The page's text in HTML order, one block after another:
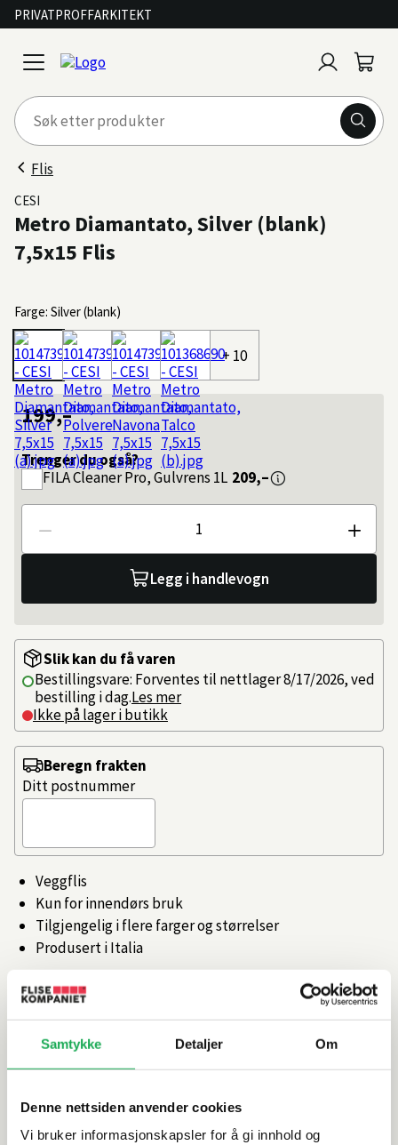
Samtykke Detaljer Om
Denne nettsiden anvender cookies
Vi bruker informasjonskapsler for å gi innhold og
PRIVATPROFFARKITEKT
open
menu
inn
Flis
CESI
Metro Diamantato, Silver (blank)
7,5x15 Flis
Farge: Silver (blank)
+ 10
199,–
Trenger du også?
FILACleaner Pro, Gulvrens 1L 209,–
Antall
Legg i handlevogn
Slik kan du få varen
Bestillingsvare: Forventes til nettlager 8/17/2026, ved
bestilling i dag.Les mer
Ikke på lager i butikk
Veggflis
Kun for innendørs bruk
Tilgjengelig i flere farger og størrelser
Produsert i Italia
Artikkelnr.101473969
Beregn frakten
Ditt postnummer
Produktinformasjon
Spesifikasjoner